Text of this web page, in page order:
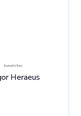
Heraeus